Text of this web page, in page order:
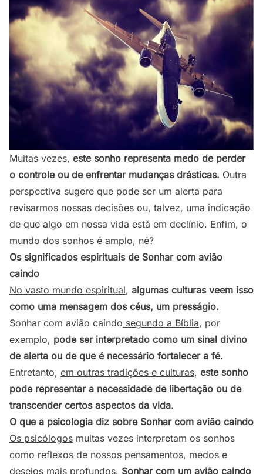
Muitas vezes, este sonho representa medo de perder
o controle ou de enfrentar mudanças drásticas. Outra
perspectiva sugere que pode ser um alerta para
revisarmos nossas decisões ou, talvez, uma indicação
de que algo em nossa vida está em declínio. Enfim, o
mundo dos sonhos é amplo, né?
Os significados espirituais de Sonhar com avião
caindo
No vasto mundo espiritual, algumas culturas veem isso
como uma mensagem dos céus, um presságio.
Sonhar com avião caindo segundo a Bíblia, por
exemplo, pode ser interpretado como um sinal divino
de alerta ou de que é necessário fortalecer a fé.
Entretanto, em outras tradições e culturas, este sonho
pode representar a necessidade de libertação ou de
transcender certos aspectos da vida.
O que a psicologia diz sobre Sonhar com avião caindo
Os psicólogos muitas vezes interpretam os sonhos
como reflexos de nossos pensamentos, medos e
desejos mais profundos. Sonhar com um avião caindo